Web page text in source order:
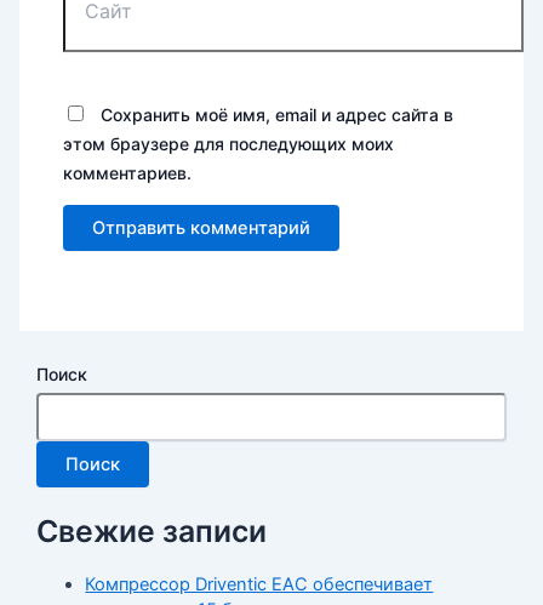
Сохранить моё имя, email и адрес сайта в
этом браузере для последующих моих
комментариев.
Поиск
Поиск
Свежие записи
Компрессор Driventic EAC обеспечивает